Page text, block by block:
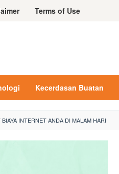
Terms of Use
Kecerdasan Buatan
INTERNET ANDA DI MALAM HARI